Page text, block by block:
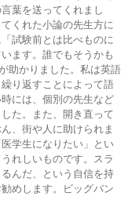
葉を送ってくれまし
くれた小論の先生方に
試験前とは比べものに
ます。誰でもそうかも
助かりました。私は英語
り返すことによって語
には、個別の先生など
た。また、開き直って
、街や人に助けられま
学生になりたい」とい
れしいものです。スラ
んだ、という自信を持
めします。ビッグバン